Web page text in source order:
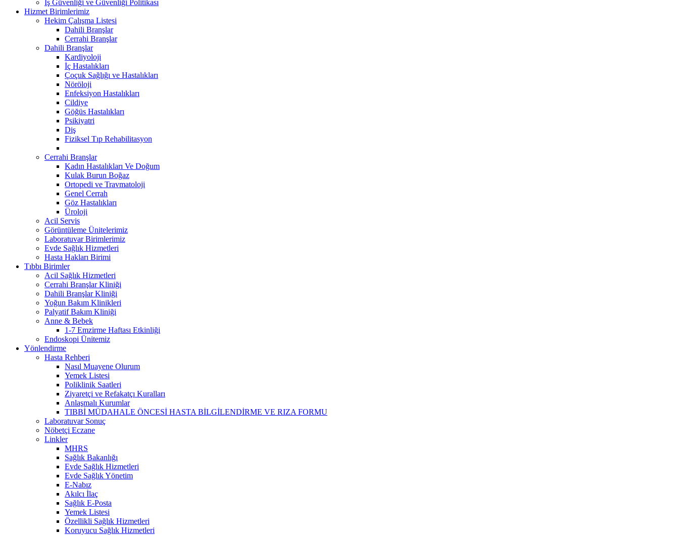
İş Güvenliği ve Güvenliği Politikası
Hizmet Birimlerimiz
Hekim Çalışma Listesi
Dahili Branşlar
Cerrahi Branşlar
Dahili Branşlar
Kardiyoloji
İç Hastalıkları
Çoçuk Sağlığı ve Hastalıkları
Nöröloji
Enfeksiyon Hastalıkları
Cildiye
Göğüs Hastalıkları
Psikiyatri
Diş
Fiziksel Tıp Rehabilitasyon
Cerrahi Branşlar
Kadın Hastalıkları Ve Doğum
Kulak Burun Boğaz
Ortopedi ve Travmatoloji
Genel Cerrah
Göz Hastalıkları
Üroloji
Acil Servis
Görüntüleme Ünitelerimiz
Laboratuvar Birimlerimiz
Evde Sağlık Hizmetleri
Hasta Hakları Birimi
Tıbbı Birimler
Acil Sağlık Hizmetleri
Cerrahi Branşlar Kliniği
Dahili Branşlar Kliniği
Yoğun Bakım Klinikleri
Palyatif Bakım Kliniği
Anne & Bebek
1-7 Emzirme Haftası Etkinliği
Endoskopi Ünitemiz
Yönlendirme
Hasta Rehberi
Nasıl Muayene Olurum
Yemek Listesi
Poliklinik Saatleri
Ziyaretçi ve Refakatçı Kuralları
Anlaşmalı Kurumlar
TIBBİ MÜDAHALE ÖNCESİ HASTA BİLGİLENDİRME VE RIZA FORMU
Laboratuvar Sonuç
Nöbetçi Eczane
Linkler
MHRS
Sağlık Bakanlığı
Evde Sağlık Hizmetleri
Evde Sağlık Yönetim
E-Nabız
Akılcı İlaç
Sağlık E-Posta
Yemek Listesi
Özellikli Sağlık Hizmetleri
Koruyucu Sağlık Hizmetleri